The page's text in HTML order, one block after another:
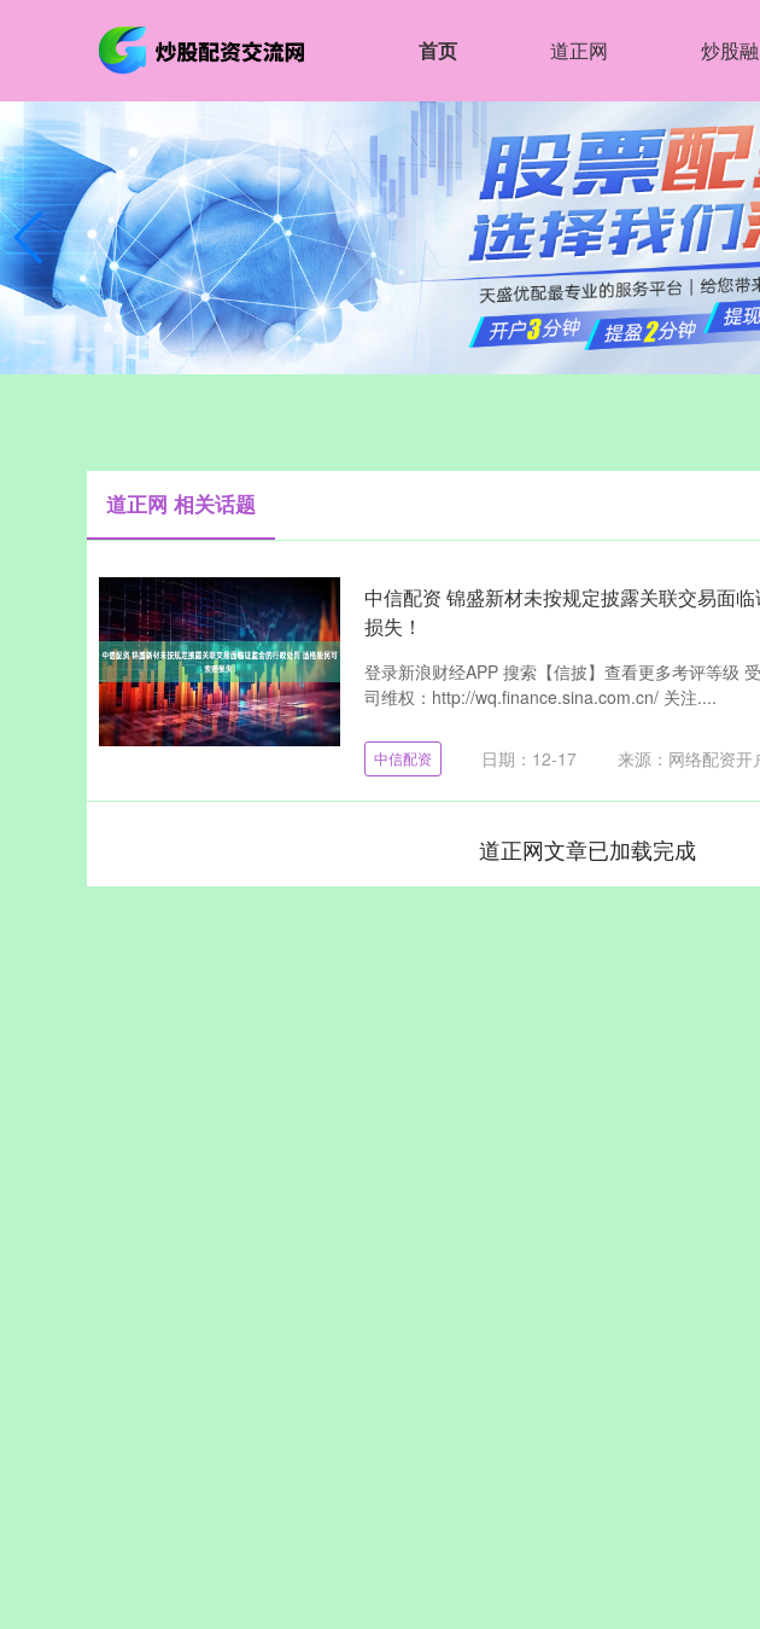
首页 道正网 炒股
道正网 相关话题
中信配资 锦盛新材未按规定披露关联交易面
损失！
登录新浪财经APP 搜索【信披】查看更多考评等级
司维权：http://wq.finance.sina.com.cn/ 关注....
中信配资 日期：12-17 来源：网络配资开
道正网文章已加载完成